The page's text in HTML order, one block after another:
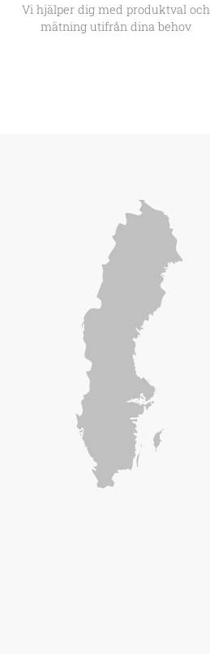
Vi hjälper dig med produktval och
mätning utifrån dina behov